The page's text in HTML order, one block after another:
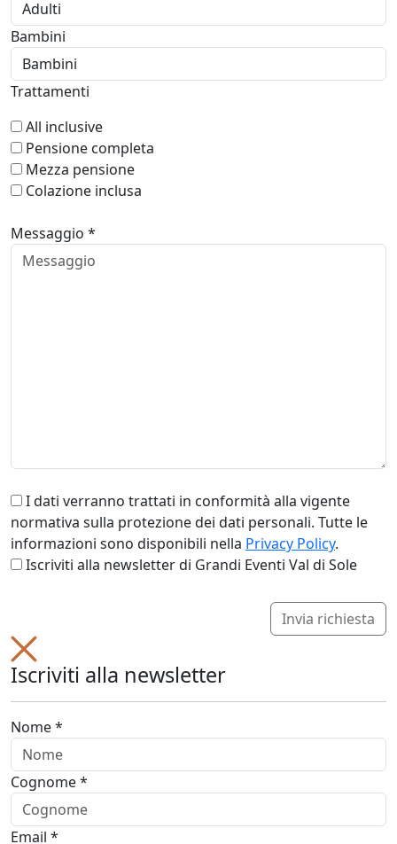
Bambini
Trattamenti
All inclusive
Pensione completa
Mezza pensione
Colazione inclusa
Messaggio *
I dati verranno trattati in conformità alla vigente
normativa sulla protezione dei dati personali. Tutte le
informazioni sono disponibili nella Privacy Policy.
Iscriviti alla newsletter di Grandi Eventi Val di Sole
Invia richiesta
Iscriviti alla newsletter
Nome *
Cognome *
Email *